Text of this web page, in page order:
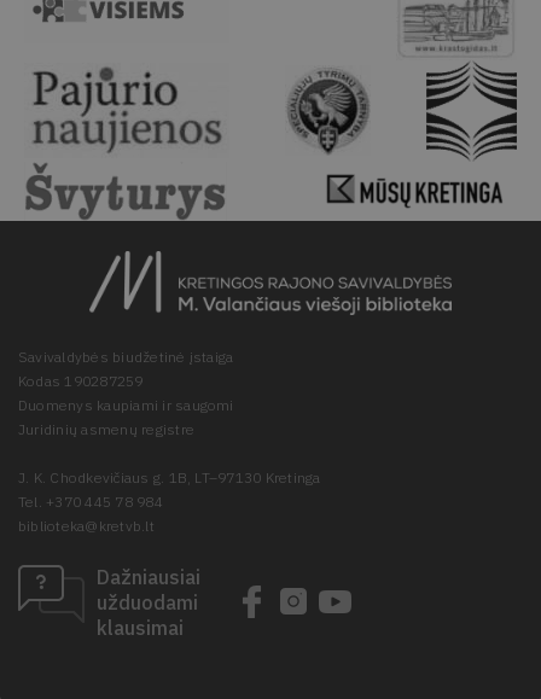
Savivaldybės biudžetinė įstaiga
Kodas 190287259
Duomenys kaupiami ir saugomi
Juridinių asmenų registre
J. K. Chodkevičiaus g. 1B, LT–97130 Kretinga
Tel. +370 445 78 984
biblioteka@kretvb.lt
Dažniausiai
užduodami
klausimai